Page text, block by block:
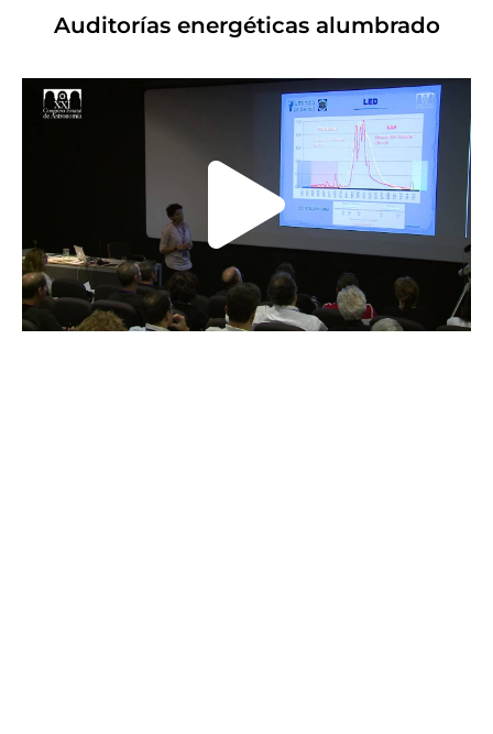
Auditorías energéticas alumbrado